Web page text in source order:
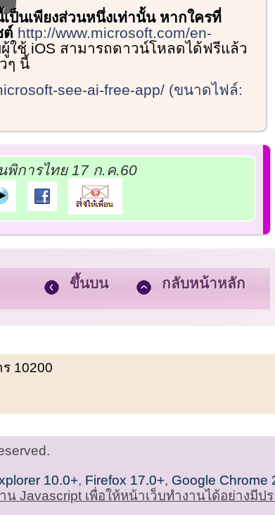
ป็นเพียงส่วนหนึ่งเท่านั้น หากใครที่
ต์ http://www.microsoft.com/en-
ใช้ iOS สามารถดาวน์โหลดได้ฟรีแล้ว
ๆ นี้
see-ai-free-app/ (ขนาดไฟล์:
การไทย 17 ก.ค.60
ขึ้นบน กลับหน้าหลัก
10200
10.0+, Firefox 17.0+, Google Chrome
น Javascript เพื่อให้หน้าเว็บทำงานได้อย่างมีป